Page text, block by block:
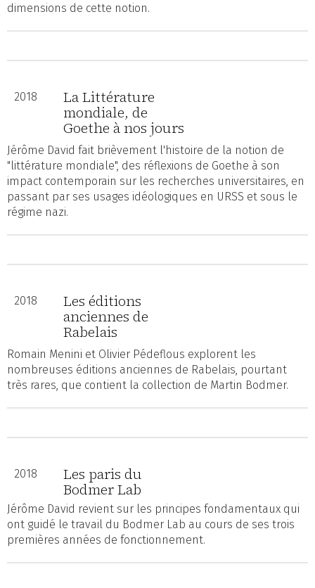
dimensions de cette notion.
2018 La Littérature
mondiale, de
Goethe à nos jours
Jérôme David fait brièvement l'histoire de la notion de
"littérature mondiale", des réflexions de Goethe à son
impact contemporain sur les recherches universitaires, en
passant par ses usages idéologiques en URSS et sous le
régime nazi.
2018 Les éditions
anciennes de
Rabelais
Romain Menini et Olivier Pédeflous explorent les
nombreuses éditions anciennes de Rabelais, pourtant
très rares, que contient la collection de Martin Bodmer.
2018 Les paris du
Bodmer Lab
Jérôme David revient sur les principes fondamentaux qui
ont guidé le travail du Bodmer Lab au cours de ses trois
premières années de fonctionnement.